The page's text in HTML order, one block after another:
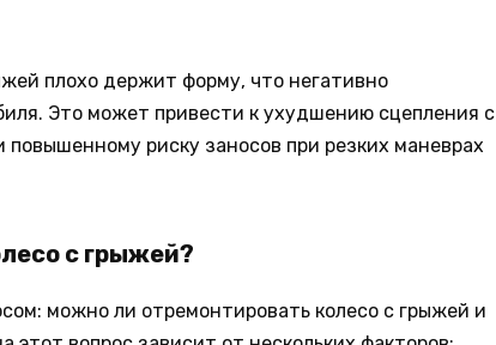
плохо держит форму, что негативно
Это может привести к ухудшению сцепления с
риску заносов при резких маневрах
с грыжей?
можно ли отремонтировать колесо с грыжей и